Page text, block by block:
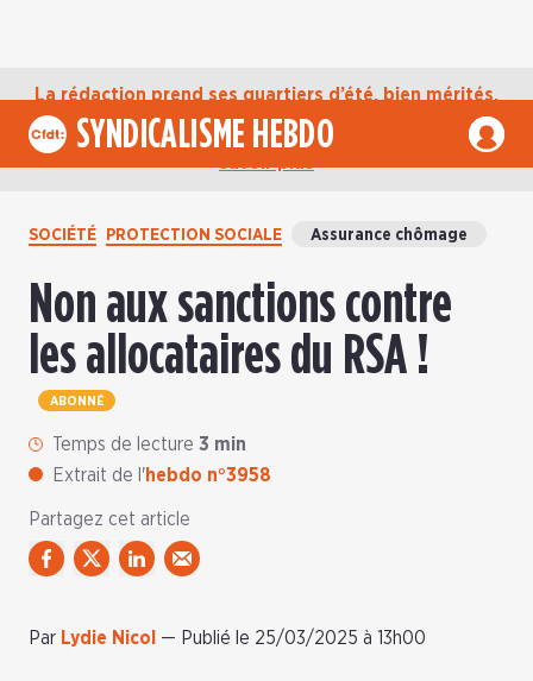
La rédaction prend ses quartiers d’été, bien mérités,
jusqu’au mardi 1er septembre. D’ici là, retrouvez
l’actualité de la CFDT sur notre compte Bluesky. En
SYNDICALISME HEBDO
SOCIÉTÉ PROTECTION SOCIALE Assurance chômage
Non aux sanctions contre
les allocataires du RSA !
ABONNÉ
Temps de lecture 3 min
Extrait de l'hebdo n°3958
Partagez cet article
Par Lydie Nicol — Publié le 25/03/2025 à 13h00